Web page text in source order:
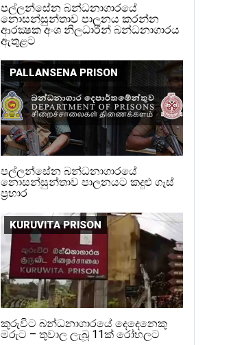
පල්ලන්සේන බන්ධනාගාරයේ
නොසන්සුන්තාව පාලනය කරන්න
ආරක්‍ෂක අංශ නිලධාරීන් බන්ධනාගාරය
ඇතුළට
PALLANSENA PRISON
පල්ලන්සේන බන්ධනාගාරයේ
නොසන්සුන්තාව පාලනයට කදුළු ගෑස්
ප්‍රහාර
KURUVITA PRISON
කුරුවිට බන්ධනාගාරයේ දෙදෙනෙකු
මරුට – තුවාල ලැබූ 11ක් රෝහලට